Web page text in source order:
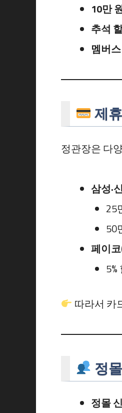
10만
추석
멤버
제
정관장은 다
삼성·
25
50
페이코
따라서 카
정
정몰